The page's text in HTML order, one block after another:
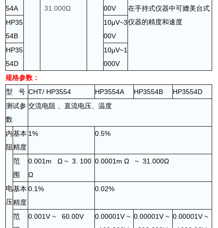
54A
31.000Ω
00V
在手持式仪器中可媲美台式
仪器的精度和速度
HP35
54B
10μV~3
00V
HP35
54D
10μV~1
000V
规格参数：
型
号 CHT/ HP3554 HP3554A HP3554B
HP3554D
测试参
数
交流电阻 、直流电压、温度
内
阻
基本
精度
1% 0.5%
范
围
0.001m Ω ~ 3. 100
Ω
0.0001m Ω ~ 31.000Ω
电
压
基本
精度
0.1% 0.02%
范
0.001V ~ 60.00V
0.00001V ~ 0.00001V ~ 0.00001V ~